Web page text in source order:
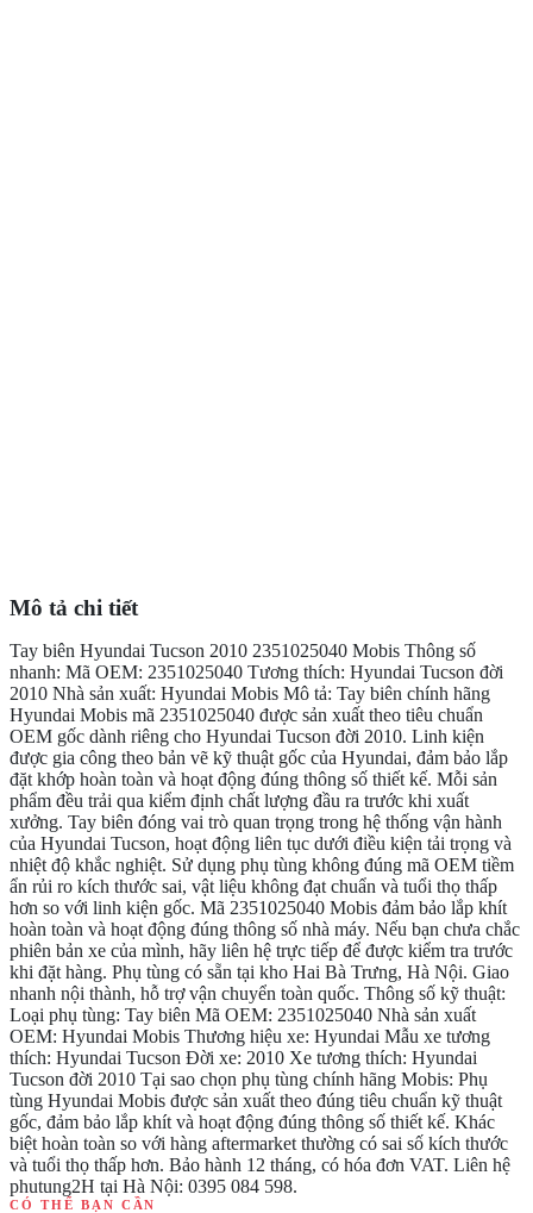
Mô tả chi tiết
Tay biên Hyundai Tucson 2010 2351025040 Mobis Thông số
nhanh: Mã OEM: 2351025040 Tương thích: Hyundai Tucson đời
2010 Nhà sản xuất: Hyundai Mobis Mô tả: Tay biên chính hãng
Hyundai Mobis mã 2351025040 được sản xuất theo tiêu chuẩn
OEM gốc dành riêng cho Hyundai Tucson đời 2010. Linh kiện
được gia công theo bản vẽ kỹ thuật gốc của Hyundai, đảm bảo lắp
đặt khớp hoàn toàn và hoạt động đúng thông số thiết kế. Mỗi sản
phẩm đều trải qua kiểm định chất lượng đầu ra trước khi xuất
xưởng. Tay biên đóng vai trò quan trọng trong hệ thống vận hành
của Hyundai Tucson, hoạt động liên tục dưới điều kiện tải trọng và
nhiệt độ khắc nghiệt. Sử dụng phụ tùng không đúng mã OEM tiềm
ẩn rủi ro kích thước sai, vật liệu không đạt chuẩn và tuổi thọ thấp
hơn so với linh kiện gốc. Mã 2351025040 Mobis đảm bảo lắp khít
hoàn toàn và hoạt động đúng thông số nhà máy. Nếu bạn chưa chắc
phiên bản xe của mình, hãy liên hệ trực tiếp để được kiểm tra trước
khi đặt hàng. Phụ tùng có sẵn tại kho Hai Bà Trưng, Hà Nội. Giao
nhanh nội thành, hỗ trợ vận chuyển toàn quốc. Thông số kỹ thuật:
Loại phụ tùng: Tay biên Mã OEM: 2351025040 Nhà sản xuất
OEM: Hyundai Mobis Thương hiệu xe: Hyundai Mẫu xe tương
thích: Hyundai Tucson Đời xe: 2010 Xe tương thích: Hyundai
Tucson đời 2010 Tại sao chọn phụ tùng chính hãng Mobis: Phụ
tùng Hyundai Mobis được sản xuất theo đúng tiêu chuẩn kỹ thuật
gốc, đảm bảo lắp khít và hoạt động đúng thông số thiết kế. Khác
biệt hoàn toàn so với hàng aftermarket thường có sai số kích thước
và tuổi thọ thấp hơn. Bảo hành 12 tháng, có hóa đơn VAT. Liên hệ
phutung2H tại Hà Nội: 0395 084 598.
CÓ THỂ BẠN CẦN